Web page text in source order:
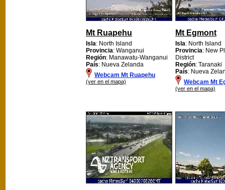
Mt Ruapehu
Isla: North Island
Provincia: Wanganui
Región: Manawatu-Wanganui
País: Nueva Zelanda
Webcam Mt Ruapehu
(ver en el mapa)
Mt Egmont
Isla: North Island
Provincia: New
District
Región: Taranaki
País: Nueva
Webcam Mt
(ver en el mapa)